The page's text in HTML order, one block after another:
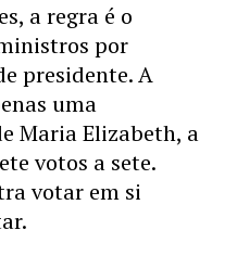
a regra é o
por
presidente. A
uma
Maria Elizabeth, a
votos a sete.
votar em si